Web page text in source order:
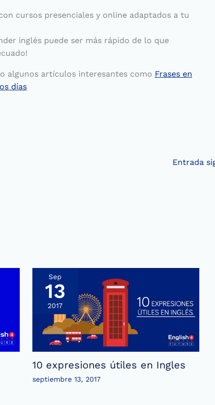
cursos presenciales y online adaptados a tu
inglés puede ser más rápido de lo que
algunos artículos interesantes como Frases en
días
Entrada
Sep
13
2017
10 expresiones útiles en Ingles
septiembre 13, 2017